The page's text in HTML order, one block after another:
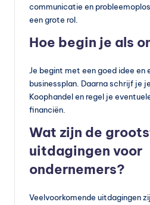
communicatie en
een grote rol.
Hoe begin je als
Je begint met een goed idee en
businessplan. Daarna schrijf je
Koophandel en regel je
financiën.
Wat zijn de
uitdagingen voor
ondernemers?
Veelvoorkomende uitdagingen